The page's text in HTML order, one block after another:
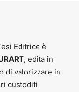
Editrice è
, edita in
di valorizzare in
custoditi